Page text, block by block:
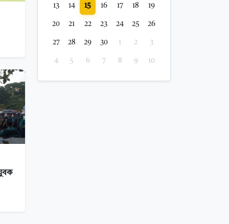
13 14 15 16 17 18 19
20 21 22 23 24 25 26
27 28 29 30 1 2 3
4 5 6 7 8 9 10